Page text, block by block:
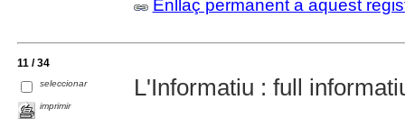
Enllaç permanent a aquest
11 / 34
seleccionar
imprimir
L'Informatiu : full